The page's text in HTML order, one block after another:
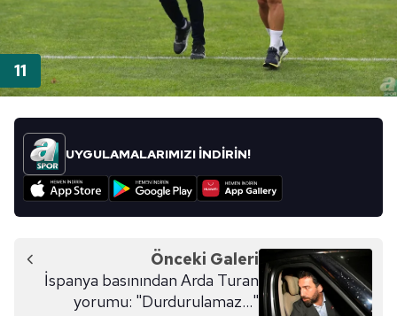
UYGULAMALARIMIZI İNDİRİN!
Önceki Galeri
İspanya basınından Arda Turan
yorumu: "Durdurulamaz..."